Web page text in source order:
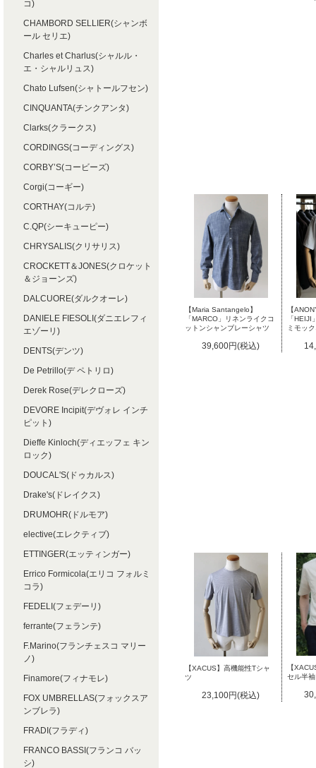
【Maria Santangelo】
「MARCO」リネンライクコ
ットンシャンブレーシャツ
39,600円(税込)
【
「HEIJI
ミモッ
【XACUS】高機能性Tシャ
ツ
23,100円(税込)
【
セル半
コ)
CHAMBORD SELLIER(シャンボ
ール セリエ)
Charles et Charlus(シャルル・
エ・シャルリュス)
Chato Lufsen(シャトールフセン)
CINQUANTA(チンクアンタ)
Clarks(クラークス)
CORDINGS(コーディングス)
CORBY’S(コービーズ)
Corgi(コーギー)
CORTHAY(コルテ)
C.QP(シーキューピー)
CHRYSALIS(クリサリス)
CROCKETT＆JONES(クロケット
＆ジョーンズ)
DALCUORE(ダルクオーレ)
DANIELE FIESOLI(ダニエレフィ
エゾーリ)
DENTS(デンツ)
De Petrillo(デ ペトリロ)
Derek Rose(デレクローズ)
DEVORE Incipit(デヴォレ インチ
ピット)
Dieffe Kinloch(ディエッフェ キン
ロック)
DOUCAL'S(ドゥカルス)
Drake's(ドレイクス)
DRUMOHR(ドルモア)
elective(エレクティブ)
ETTINGER(エッティンガー)
Errico Formicola(エリコ フォルミ
コラ)
FEDELI(フェデーリ)
ferrante(フェランテ)
F.Marino(フランチェスコ マリー
ノ)
Finamore(フィナモレ)
FOX UMBRELLAS(フォックスア
ンブレラ)
FRADI(フラディ)
FRANCO BASSI(フランコ バッ
シ)